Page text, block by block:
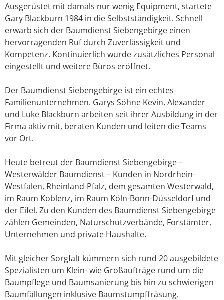
Ausgerüstet mit damals nur wenig Equipment, startete
Gary Blackburn 1984 in die Selbstständigkeit. Schnell
erwarb sich der Baumdienst Siebengebirge einen
hervorragenden Ruf durch Zuverlässigkeit und
Kompetenz. Kontinuierlich wurde zusätzliches Personal
eingestellt und weitere Büros eröffnet.
Der Baumdienst Siebengebirge ist ein echtes
Familienunternehmen. Garys Söhne Kevin, Alexander
und Luke Blackburn arbeiten seit ihrer Ausbildung in der
Firma aktiv mit, beraten Kunden und leiten die Teams
vor Ort.
Heute betreut der Baumdienst Siebengebirge –
Westerwälder Baumdienst – Kunden in Nordrhein-
Westfalen, Rheinland-Pfalz, dem gesamten Westerwald,
im Raum Koblenz, im Raum Köln-Bonn-Düsseldorf und
der Eifel. Zu den Kunden des Baumdienst Siebengebirge
zählen Gemeinden, Naturschutzverbände, Forstämter,
Unternehmen und private Haushalte.
Mit gleicher Sorgfalt kümmern sich rund 20 ausgebildete
Spezialisten um Klein- wie Großaufträge rund um die
Baumpflege und Baumsanierung bis hin zu schwierigen
Baumfällungen inklusive Baumstumpffräsung.